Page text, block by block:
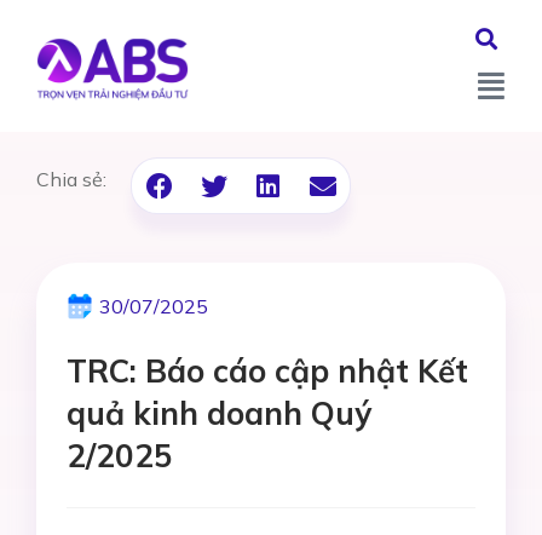
Chia sẻ:
30/07/2025
TRC: Báo cáo cập nhật Kết
quả kinh doanh Quý
2/2025